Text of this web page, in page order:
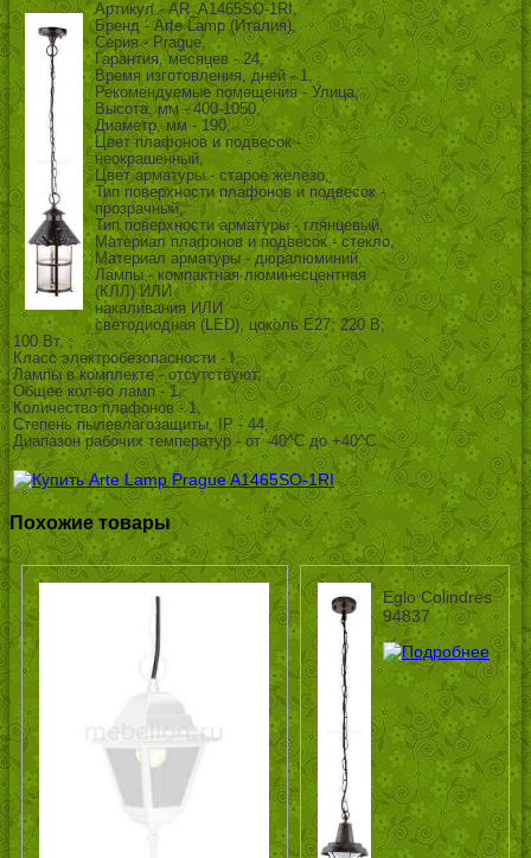
Артикул - AR_A1465SO-1RI,
Бренд - Arte Lamp (Италия),
Серия - Prague,
Гарантия, месяцев - 24,
Время изготовления, дней - 1,
Рекомендуемые помещения - Улица,
Высота, мм - 400-1050,
Диаметр, мм - 190,
Цвет плафонов и подвесок -
неокрашенный,
Цвет арматуры - старое железо,
Тип поверхности плафонов и подвесок -
прозрачный,
Тип поверхности арматуры - глянцевый,
Материал плафонов и подвесок - стекло,
Материал арматуры - дюралюминий,
Лампы - компактная люминесцентная
(КЛЛ) ИЛИ
накаливания ИЛИ
светодиодная (LED), цоколь E27; 220 В;
100 Вт, ,
Класс электробезопасности - I,
Лампы в комплекте - отсутствуют,
Общее кол-во ламп - 1,
Количество плафонов - 1,
Степень пылевлагозащиты, IP - 44,
Диапазон рабочих температур - от -40^C до +40^C
Похожие товары
Eglo Colindres
94837